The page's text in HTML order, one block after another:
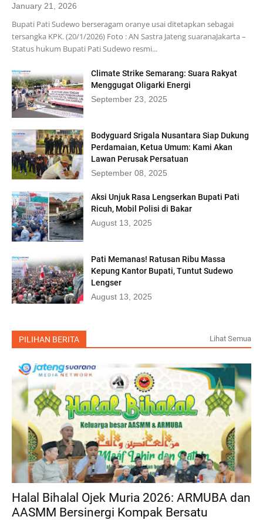
January 21, 2026
Bupati Pati Sudewo berseragam oranye usai ditetapkan sebagai
tersangka KPK. (20/1/2026) Foto : AN Sastra Jateng suarana‎Jakarta –
Status hukum Bupati Pati Sudewo resmi...
Climate Strike Semarang: Suara Rakyat
Menggugat Oligarki Energi
September 23, 2025
Bodyguard Srigala Nusantara Siap Dukung
Perdamaian, Ketua Umum: Kami Akan
Lawan Perusak Persatuan
September 08, 2025
Aksi Unjuk Rasa Lengserkan Bupati Pati
Ricuh, Mobil Polisi di Bakar
August 13, 2025
Pati Memanas! Ratusan Ribu Massa
Kepung Kantor Bupati, Tuntut Sudewo
Lengser
August 13, 2025
PILIHAN BERITA Lihat Semua
Halal Bihalal Ojek Muria 2026: ARMUBA dan
AASMM Bersinergi Kompak Bersatu